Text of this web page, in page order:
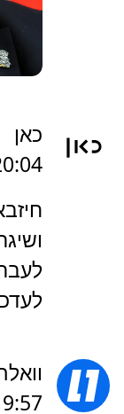
כאן